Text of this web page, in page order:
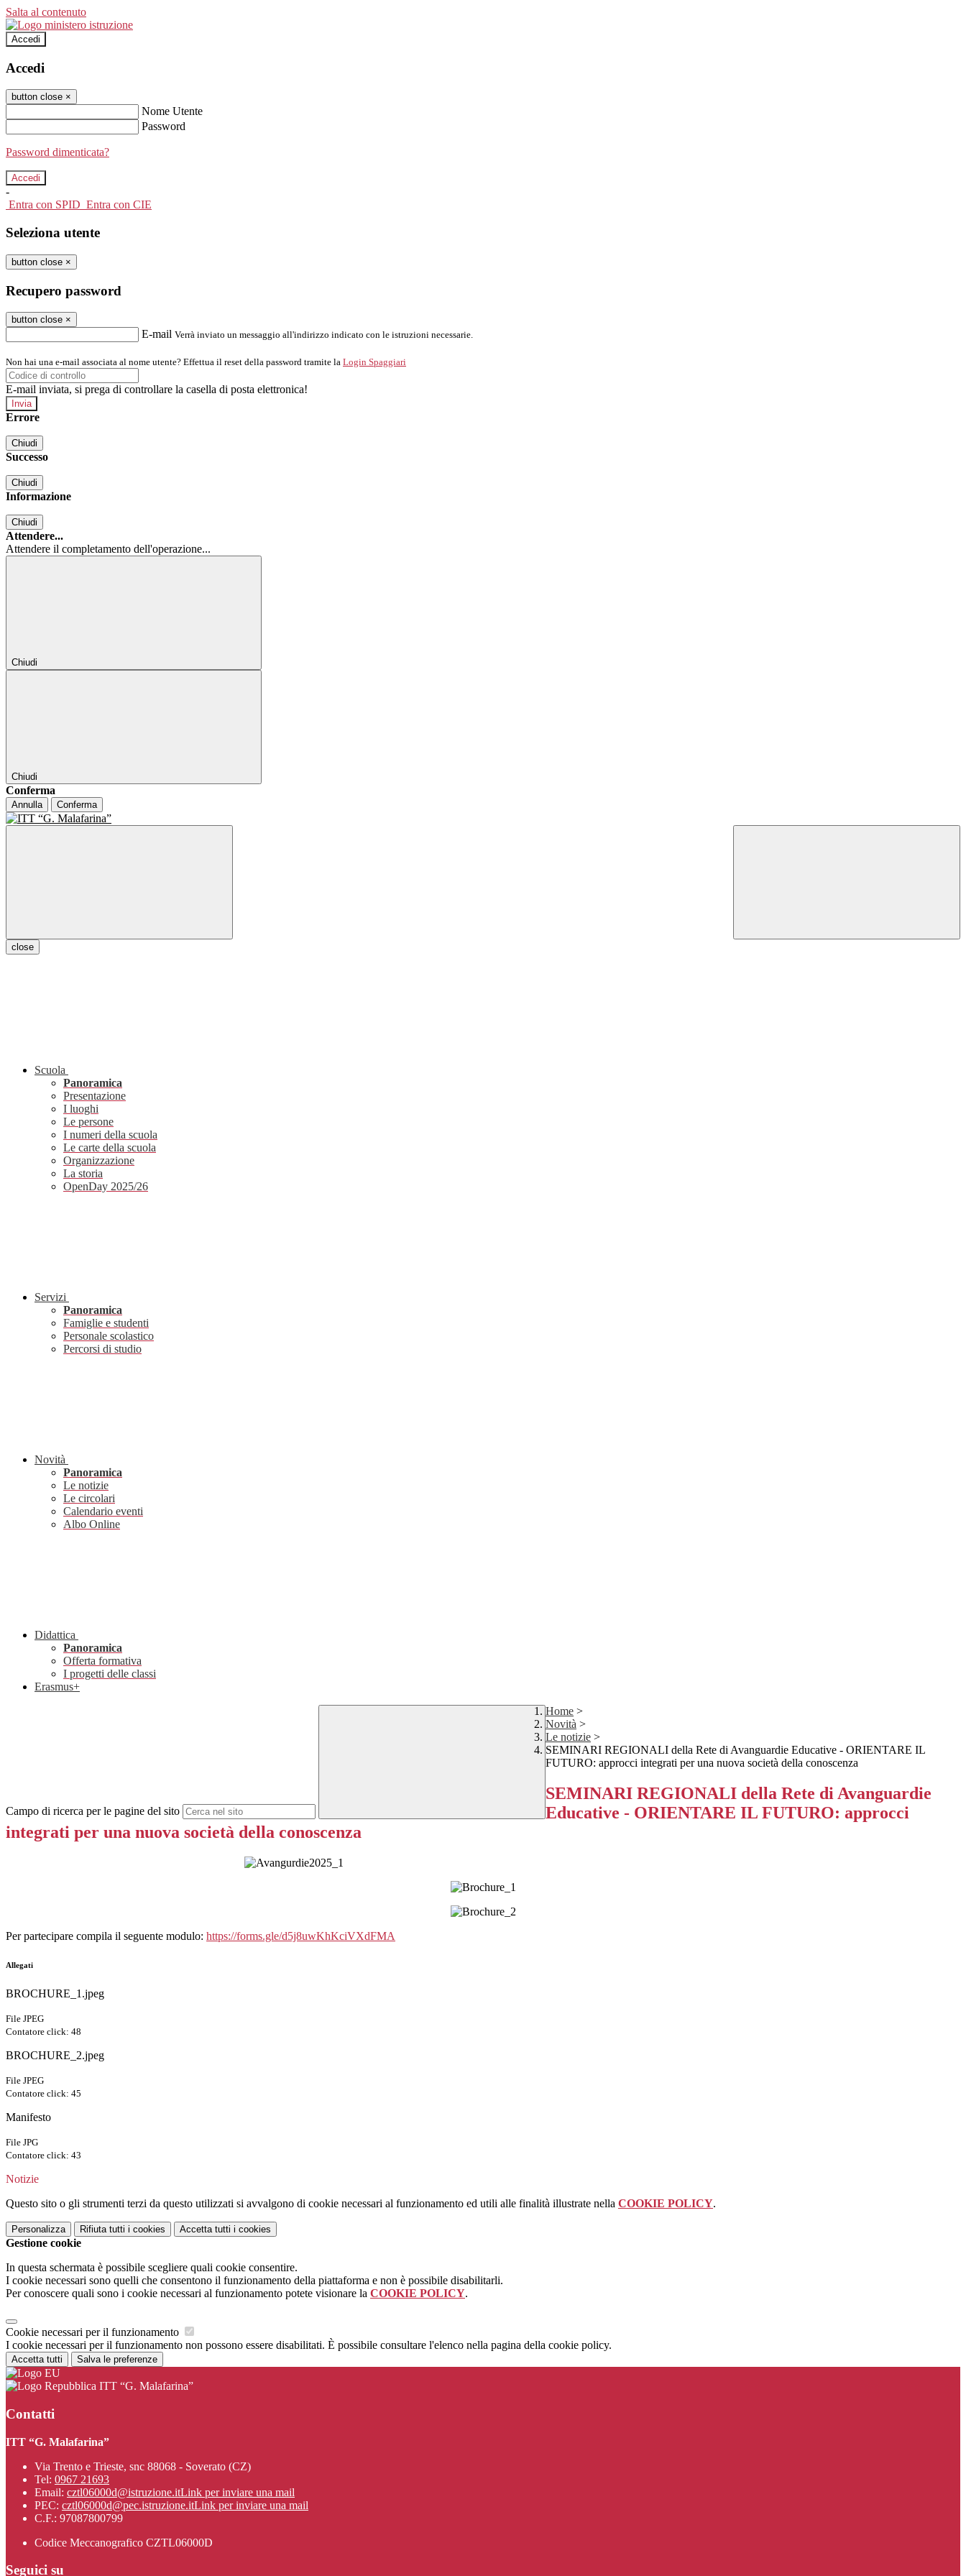
Salta al contenuto
Accedi
Accedi
button close ×
Nome Utente
Password
Password dimenticata?
-
Entra con SPID Entra con CIE
Seleziona utente
button close ×
Recupero password
button close ×
E-mail Verrà inviato un messaggio all'indirizzo indicato con le istruzioni necessarie.
Non hai una e-mail associata al nome utente? Effettua il reset della password tramite la Login Spaggiari
E-mail inviata, si prega di controllare la casella di posta elettronica!
Errore
Chiudi
Successo
Chiudi
Informazione
Chiudi
Attendere...
Attendere il completamento dell'operazione...
Chiudi
Chiudi
Conferma
Annulla Conferma
close
Scuola
Panoramica
Presentazione
I luoghi
Le persone
I numeri della scuola
Le carte della scuola
Organizzazione
La storia
OpenDay 2025/26
Servizi
Panoramica
Famiglie e studenti
Personale scolastico
Percorsi di studio
Novità
Panoramica
Le notizie
Le circolari
Calendario eventi
Albo Online
Didattica
Panoramica
Offerta formativa
I progetti delle classi
Erasmus+
Campo di ricerca per le pagine del sito
Home >
Novità >
Le notizie >
SEMINARI REGIONALI della Rete di Avanguardie Educative - ORIENTARE IL
FUTURO: approcci integrati per una nuova società della conoscenza
SEMINARI REGIONALI della Rete di Avanguardie
Educative - ORIENTARE IL FUTURO: approcci
integrati per una nuova società della conoscenza
Per partecipare compila il seguente modulo: https://forms.gle/d5j8uwKhKciVXdFMA
Allegati
BROCHURE_1.jpeg
File JPEG
Contatore click: 48
BROCHURE_2.jpeg
File JPEG
Contatore click: 45
Manifesto
File JPG
Contatore click: 43
Notizie
Questo sito o gli strumenti terzi da questo utilizzati si avvalgono di cookie necessari al funzionamento ed utili alle finalità illustrate nella COOKIE POLICY.
Personalizza Rifiuta tutti i cookies Accetta tutti i cookies
Gestione cookie
In questa schermata è possibile scegliere quali cookie consentire.
I cookie necessari sono quelli che consentono il funzionamento della piattaforma e non è possibile disabilitarli.
Per conoscere quali sono i cookie necessari al funzionamento potete visionare la COOKIE POLICY.
Cookie necessari per il funzionamento
I cookie necessari per il funzionamento non possono essere disabilitati. È possibile consultare l'elenco nella pagina della cookie policy.
Accetta tutti Salva le preferenze
ITT “G. Malafarina”
Contatti
ITT “G. Malafarina”
Via Trento e Trieste, snc 88068 - Soverato (CZ)
Tel: 0967 21693
Email: cztl06000d@istruzione.itLink per inviare una mail
PEC: cztl06000d@pec.istruzione.itLink per inviare una mail
C.F.: 97087800799
Codice Meccanografico CZTL06000D
Seguici su